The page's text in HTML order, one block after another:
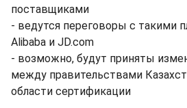
поставщиками
- ведутся переговоры с такими
Alibaba и JD.com
- возможно, будут приняты
между правительствами
области сертификации